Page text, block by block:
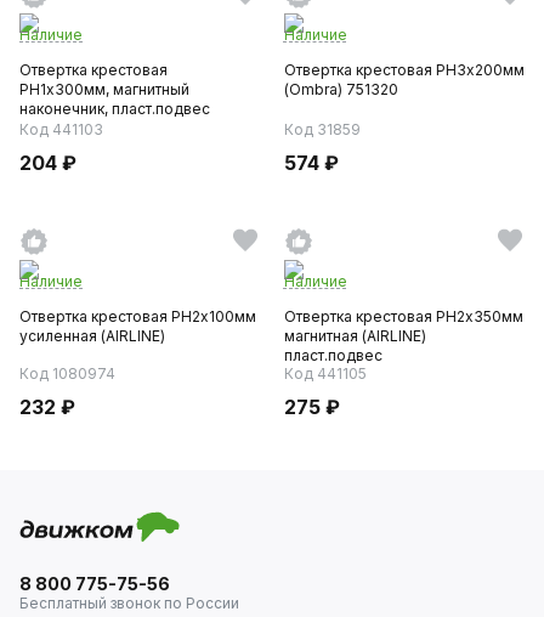
Наличие
Отвертка крестовая
PH1х300мм, магнитный
наконечник, пласт.подвес
(AIRLINE)
Код 441103
204 ₽
Наличие
Отвертка крестовая PH3х200мм
(Ombra) 751320
Код 31859
574 ₽
Наличие
Отвертка крестовая PH2х100мм
усиленная (AIRLINE)
Код 1080974
232 ₽
Наличие
Отвертка крестовая PH2х350мм
магнитная (AIRLINE)
пласт.подвес
Код 441105
275 ₽
8 800 775-75-56
Бесплатный звонок по России